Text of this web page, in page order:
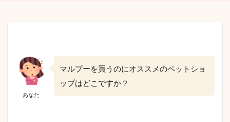
あなた
マルプーを買うのにオススメのペットショ
ップはどこですか？